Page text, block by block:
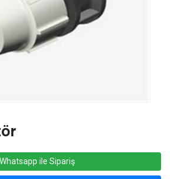
Whatsapp ile Sipariş